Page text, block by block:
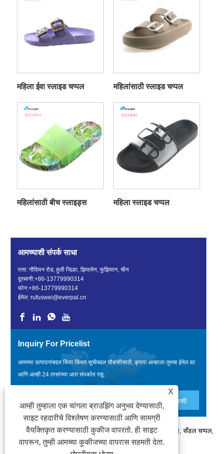
महिला ईवा स्लाइड चप्पल महिलांसाठी स्लाइड चप्पल
महिलांसाठी बीच स्लाइड्स महिला स्लाइड चप्पल
आमच्याशी संपर्क साधा
पत्ता: गौदियन रोड, हुली जिल्हा, झियामेन, फुझियान, चीन
दूरध्वनी:+86-13779990314
फोन:+86-13779990314
ईमेल:rufuswei@everpal.cn
Inquiry For Pricelist
आमच्या उत्पादनांबद्दल किंवा किंमत सूचीबद्दल चौकशीसाठी, कृपया आम्हाला तुमचा ईमेल द्या
आणि आम्ही 24 तासांच्या आत संपर्कात राहू.
कॉपीराइट © 2022 झियामेन एव्हरपल ट्रेड कंपनी, लिमिटेड - फ्लिप फ्लॉप, सँडल चप्पल,
स्लाइड्स चप्पल - सर्व हक्क राखीव आहेत.
X
आम्ही तुम्हाला एक चांगला ब्राउझिंग अनुभव देण्यासाठी,
साइट रहदारीचे विश्लेषण करण्यासाठी आणि सामग्री
वैयक्तिकृत करण्यासाठी कुकीज वापरतो. ही साइट
वापरून, तुम्ही आमच्या कुकीजच्या वापरास सहमती देता.